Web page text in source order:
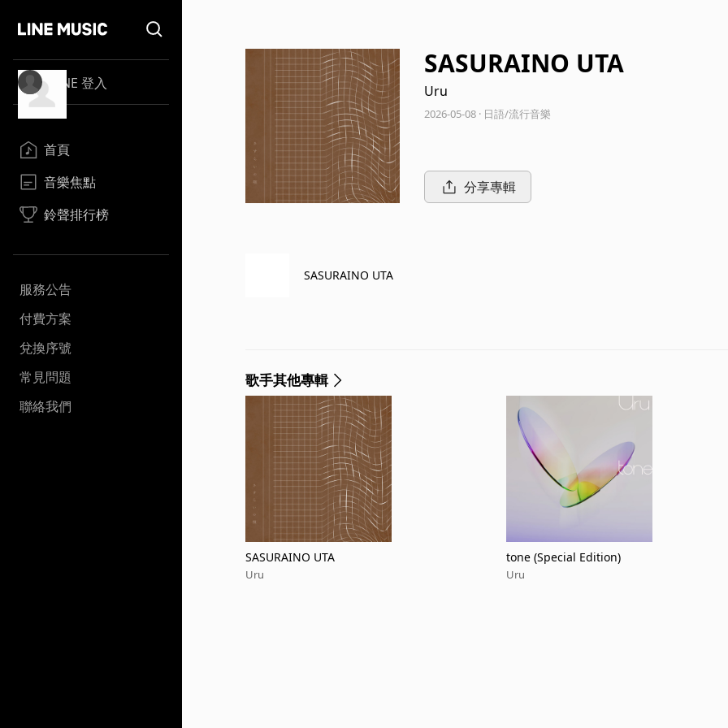
LINE 登入
首頁
音樂焦點
鈴聲排行榜
服務公告
付費方案
兌換序號
常見問題
聯絡我們
SASURAINO UTA
Uru
2026-05-08 · 日語/流行音樂
分享專輯
SASURAINO UTA
歌手其他專輯
SASURAINO UTA
Uru
tone (Special Edition)
Uru